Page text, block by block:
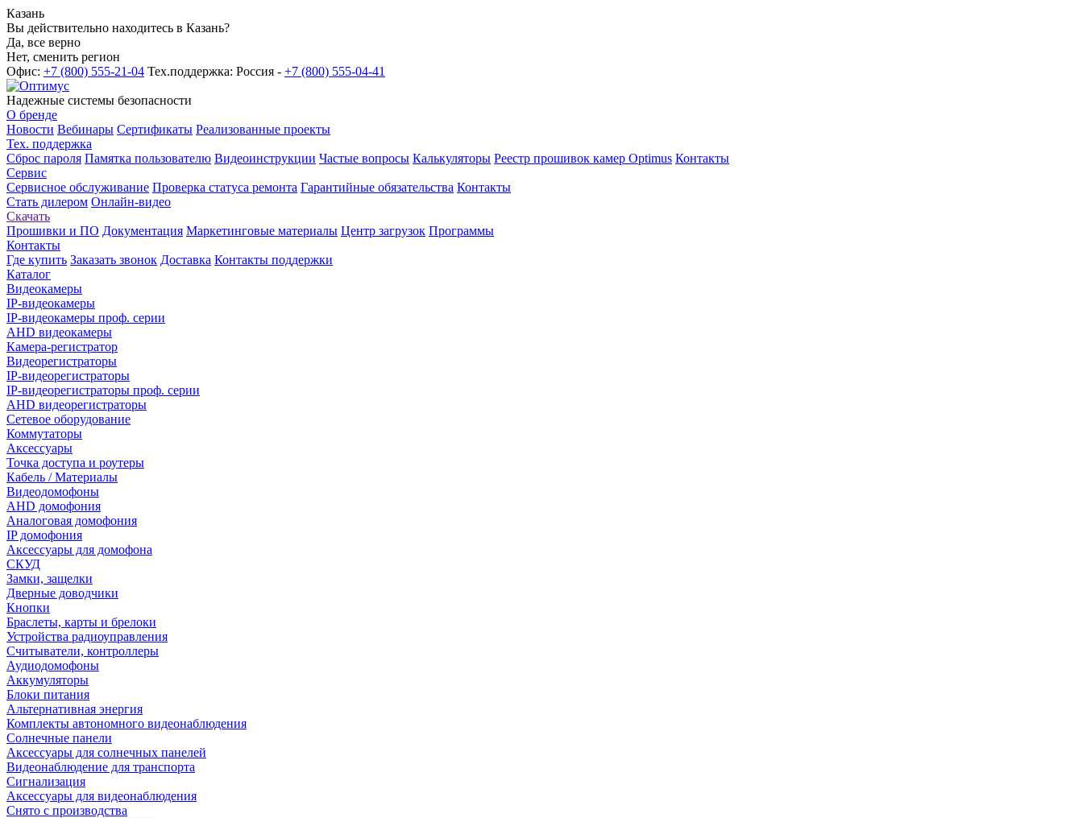
Казань
Вы действительно находитесь в Казань?
Да, все верно
Нет, сменить регион
Офис: +7 (800) 555-21-04 Тех.поддержка: Россия - +7 (800) 555-04-41
Надежные системы безопасности
О бренде
Новости Вебинары Сертификаты Реализованные проекты
Тех. поддержка
Сброс пароля Памятка пользователю Видеоинструкции Частые вопросы Калькуляторы Реестр прошивок камер Optimus Контакты
Сервис
Сервисное обслуживание Проверка статуса ремонта Гарантийные обязательства Контакты
Стать дилером Онлайн-видео
Скачать
Прошивки и ПО Документация Маркетинговые материалы Центр загрузок Программы
Контакты
Где купить Заказать звонок Доставка Контакты поддержки
Каталог
Видеокамеры
IP-видеокамеры
IP-видеокамеры проф. серии
AHD видеокамеры
Камера-регистратор
Видеорегистраторы
IP-видеорегистраторы
IP-видеорегистраторы проф. серии
AHD видеорегистраторы
Сетевое оборудование
Коммутаторы
Аксессуары
Точка доступа и роутеры
Кабель / Материалы
Видеодомофоны
AHD домофония
Аналоговая домофония
IP домофония
Аксессуары для домофона
СКУД
Замки, защелки
Дверные доводчики
Кнопки
Браслеты, карты и брелоки
Устройства радиоуправления
Считыватели, контроллеры
Аудиодомофоны
Аккумуляторы
Блоки питания
Альтернативная энергия
Комплекты автономного видеонаблюдения
Солнечные панели
Аксессуары для солнечных панелей
Видеонаблюдение для транспорта
Сигнализация
Аксессуары для видеонаблюдения
Снято с производства